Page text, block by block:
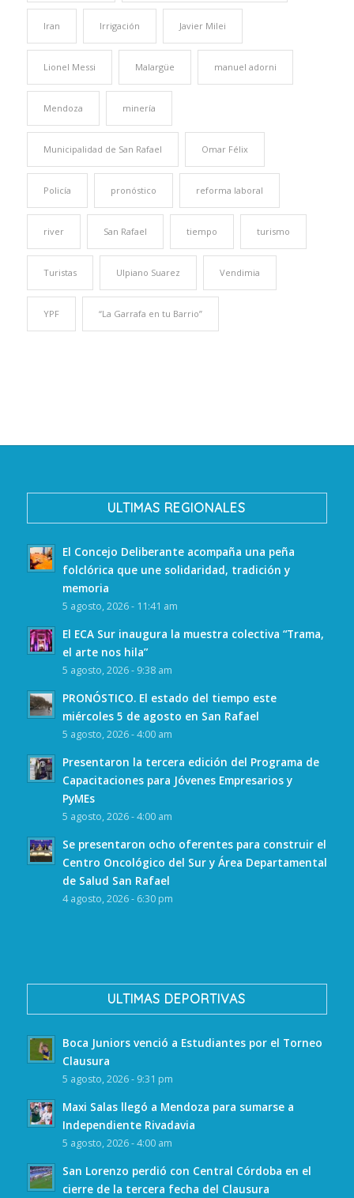
Iran Irrigación Javier Milei
Lionel Messi Malargüe manuel adorni
Mendoza minería
Municipalidad de San Rafael Omar Félix
Policía pronóstico reforma laboral
river San Rafael tiempo turismo
Turistas Ulpiano Suarez Vendimia
YPF “La Garrafa en tu Barrio”
ULTIMAS REGIONALES
El Concejo Deliberante acompaña una peña
folclórica que une solidaridad, tradición y
memoria
5 agosto, 2026 - 11:41 am
El ECA Sur inaugura la muestra colectiva “Trama,
el arte nos hila”
5 agosto, 2026 - 9:38 am
PRONÓSTICO. El estado del tiempo este
miércoles 5 de agosto en San Rafael
5 agosto, 2026 - 4:00 am
Presentaron la tercera edición del Programa de
Capacitaciones para Jóvenes Empresarios y
PyMEs
5 agosto, 2026 - 4:00 am
Se presentaron ocho oferentes para construir el
Centro Oncológico del Sur y Área Departamental
de Salud San Rafael
4 agosto, 2026 - 6:30 pm
ULTIMAS DEPORTIVAS
Boca Juniors venció a Estudiantes por el Torneo
Clausura
5 agosto, 2026 - 9:31 pm
Maxi Salas llegó a Mendoza para sumarse a
Independiente Rivadavia
5 agosto, 2026 - 4:00 am
San Lorenzo perdió con Central Córdoba en el
cierre de la tercera fecha del Clausura